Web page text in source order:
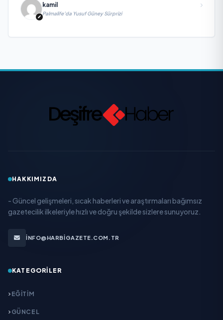
kamil
Palmalife’da Yusuf Güney Sürprizi
HAKKIMIZDA
- Güncel gelişmeleri, sıcak haberleri ve araştırmaları bağımsız
gazetecilik ilkeleriyle hızlı ve doğru şekilde sizlere sunuyoruz.
INFO@HARBIGAZETE.COM.TR
KATEGORILER
EĞITIM
GÜNCEL